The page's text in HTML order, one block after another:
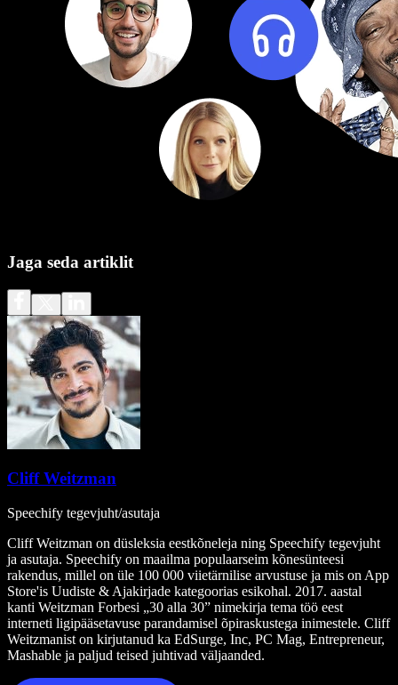
Jaga seda artiklit
Cliff Weitzman
Speechify tegevjuht/asutaja
Cliff Weitzman on düsleksia eestkõneleja ning Speechify tegevjuht
ja asutaja. Speechify on maailma populaarseim kõnesünteesi
rakendus, millel on üle 100 000 viietärnilise arvustuse ja mis on App
Store'is Uudiste & Ajakirjade kategoorias esikohal. 2017. aastal
kanti Weitzman Forbesi „30 alla 30” nimekirja tema töö eest
interneti ligipääsetavuse parandamisel õpiraskustega inimestele. Cliff
Weitzmanist on kirjutanud ka EdSurge, Inc, PC Mag, Entrepreneur,
Mashable ja paljud teised juhtivad väljaanded.